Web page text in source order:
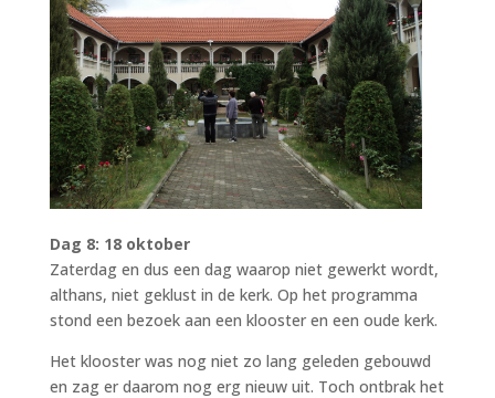
Dag 8: 18 oktober
Zaterdag en dus een dag waarop niet gewerkt wordt,
althans, niet geklust in de kerk. Op het programma
stond een bezoek aan een klooster en een oude kerk.
Het klooster was nog niet zo lang geleden gebouwd
en zag er daarom nog erg nieuw uit. Toch ontbrak het